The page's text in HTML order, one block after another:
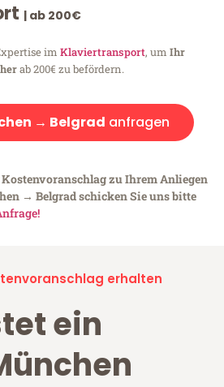
| ab 200€
im Klaviertransport, um Ihr
ab 200€ zu befördern.
→ Belgrad anfragen
zu Ihrem Anliegen
→ Belgrad schicken Sie uns bitte
erhalten
ein